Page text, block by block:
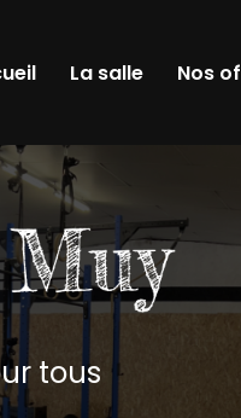
La salle Nos
tous